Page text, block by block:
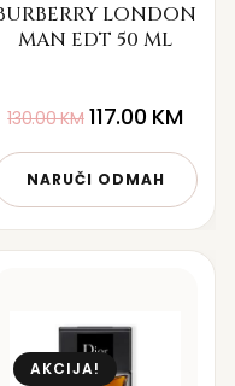
LONDON
MAN EDT 50 ML
130.00KM 117.00 KM
NARUČI ODMAH
AKCIJA!